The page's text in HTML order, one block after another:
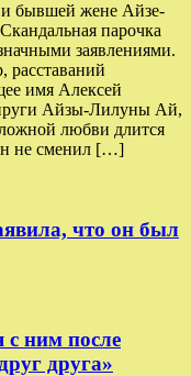
бывшей жене Айзе-
парочка
заявлениями.
расставаний
имя Алексей
Айзы-Лилуны Ай,
любви длится
не сменил […]
что он был
ним после
друга»